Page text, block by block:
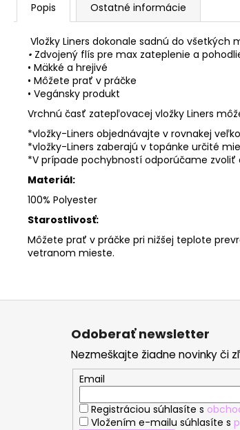
Popis Ostatné informácie
Vložky Liners dokonale sadnú do všetkých
• Zdvojený flís pre max zateplenie a
• Mäkké a hrejivé
• Môžete prať v práčke
• Vegánsky produkt
Vrchnú časť zatepľovacej vložky Liners
*vložky-Liners objednávajte v rovnakej
*vložky-Liners zaberajú v topánke určité
*V prípade pochybností odporúčame zvoliť
Materiál:
100% Polyester
Starostlivosť:
Môžete prať v práčke pri nižšej teplote
vetranom mieste.
Z
Odoberať newsletter
Nezmeškajte žiadne novinky či
Email
Registráciou súhlasíte s
Vložením e-mailu súhlasíte s